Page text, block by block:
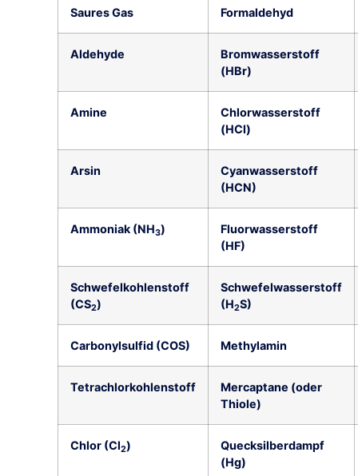
Saures Gas Formaldehyd
Aldehyde
Bromwasserstoff
(HBr)
Amine
Chlorwasserstoff
(HCl)
Arsin
Cyanwasserstoff
(HCN)
Ammoniak (NH3)
Fluorwasserstoff
(HF)
Schwefelkohlenstoff
(CS2)
Schwefelwasserstoff
(H2S)
Carbonylsulfid (COS) Methylamin
Tetrachlorkohlenstoff
Mercaptane (oder
Thiole)
Chlor (Cl2)
Quecksilberdampf
(Hg)